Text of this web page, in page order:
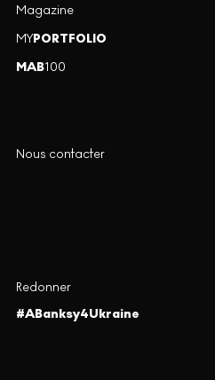
Magazine
MYPORTFOLIO
MAB100
Nous contacter
Redonner
#ABanksy4Ukraine